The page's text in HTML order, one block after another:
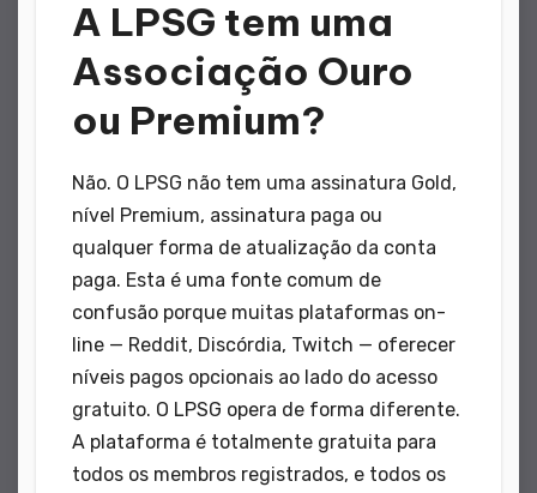
A LPSG tem uma
Associação Ouro
ou Premium?
Não. O LPSG não tem uma assinatura Gold,
nível Premium, assinatura paga ou
qualquer forma de atualização da conta
paga. Esta é uma fonte comum de
confusão porque muitas plataformas on-
line — Reddit, Discórdia, Twitch — oferecer
níveis pagos opcionais ao lado do acesso
gratuito. O LPSG opera de forma diferente.
A plataforma é totalmente gratuita para
todos os membros registrados, e todos os